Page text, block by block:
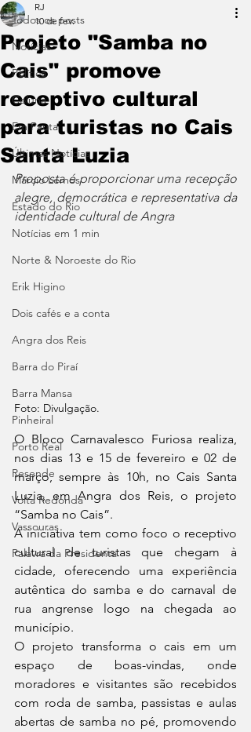
Todos os posts
Notícias
Política
Coluna
Em Pauta
Últimas Notícias
Márcio Lemos
Estado do Rio
Notícias em 1 min
Norte & Noroeste do Rio
Erik Higino
Dois cafés e a conta
Angra dos Reis
Barra do Piraí
Barra Mansa
Pinheiral
Porto Real
Resende
Volta Redonda
Vassouras
Palavra da Presidenta
Projeto "Samba no
Cais" promove
receptivo cultural
para turistas no Cais
Santa Luzia
RJ
10 de fev.
Proposta é proporcionar uma recepção
alegre, democrática e representativa da
identidade cultural de Angra
Foto: Divulgação.
O Bloco Carnavalesco Furiosa realiza,
nos dias 13 e 15 de fevereiro e 02 de
março, sempre às 10h, no Cais Santa
Luzia, em Angra dos Reis, o projeto
“Samba no Cais”.
A iniciativa tem como foco o receptivo
cultural de turistas que chegam à
cidade, oferecendo uma experiência
autêntica do samba e do carnaval de
rua angrense logo na chegada ao
município.
O projeto transforma o cais em um
espaço de boas-vindas, onde
moradores e visitantes são recebidos
com roda de samba, passistas e aulas
abertas de samba no pé, promovendo